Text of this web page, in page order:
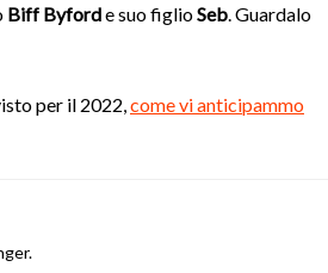
Biff Byforde suo figlioSeb. Guardalo
per il 2022,come vi anticipammo